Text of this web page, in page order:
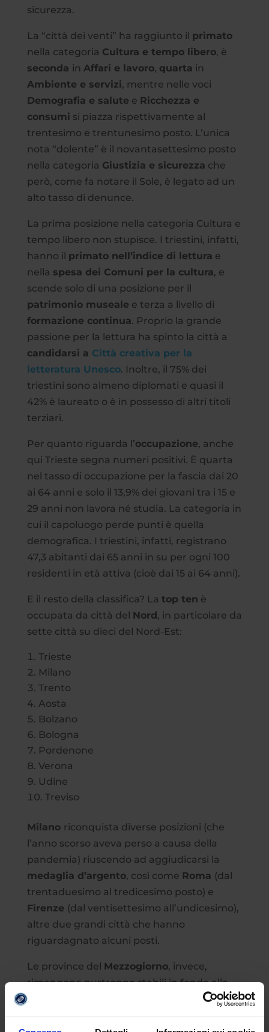
sicurezza.
La “città dei venti” ha raggiunto il primato
nella categoria Cultura e tempo libero, è
seconda in Affari e lavoro, quarta in
Ambiente e servizi, mentre nelle voci
Demografia e salute e Ricchezza e
consumi si piazza rispettivamente al
trentesimo e trentunesimo posto. L’unica
nota “dolente” è il novantasettesimo posto
nella categoria Giustizia e sicurezza che
però, come fa notare il Sole, è legato ad un
alto tasso di denunce.
La prima posizione nella categoria Cultura e
tempo libero non stupisce. I triestini, infatti,
hanno il primato nell’indice di lettura e
nella spesa dei Comuni per la cultura, e
scende solo di una posizione per il
patrimonio museale e terza a livello di
formazione continua. Proprio la grande
passione per la lettura ha spinto la città a
candidarsi a Città creativa per la
letteratura Unesco. Inoltre, il 75% dei
triestini sono almeno diplomati e quasi il
42% è laureato o è in possesso di altri titoli
terziari.
Per quanto riguarda l’occupazione, anche
qui Trieste segna numeri positivi. È quarta
nel tasso di occupazione per la fascia dai 20
ai 64 anni e solo il 13,9% dei giovani tra i 15 e
29 anni non lavora né studia. La categoria in
cui il capoluogo perde punti è quella
demografica. I triestini, infatti, registrano
47,3 abitanti dai 65 anni in su per ogni 100
residenti in età attiva (cioè dai 15 ai 64 anni).
E il resto della classifica? La top ten è
occupata da città del Nord, in particolare da
sette città su dieci del Nord-Est:
Trieste
Milano
Trento
Aosta
Bolzano
Bologna
Pordenone
Verona
Udine
Treviso
Milano riconquista diverse posizioni (che
l’anno scorso aveva perso a causa della
pandemia) riuscendo ad aggiudicarsi la
medaglia d’argento, così come Roma (dal
trentaduesimo al tredicesimo posto) e
Firenze (dal ventisettesimo all’undicesimo),
altre due grandi città che hanno
riguardagnato alcuni posti.
Le province del Mezzogiorno, invece,
rimangono purtroppo stabili in fondo alla
classifica.
si riconferma all’ultimo
posto, anticipata daFoggiaeTrapani. Sui